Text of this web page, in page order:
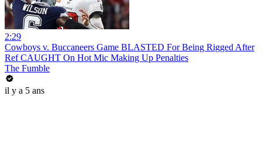
2:29
Cowboys v. Buccaneers Game BLASTED For Being Rigged After
Ref CAUGHT On Hot Mic Making Up Penalties
The Fumble
il y a 5 ans